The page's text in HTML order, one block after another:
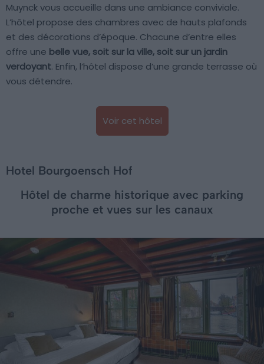
Muynck vous accueille dans une ambiance conviviale.
L’hôtel propose des chambres avec de hauts plafonds
et des décorations d’époque. Chacune d’entre elles
offre une belle vue, soit sur la ville, soit sur un jardin
verdoyant. Enfin, l’hôtel dispose d’une grande terrasse où
vous détendre.
Voir cet hôtel
Hotel Bourgoensch Hof
Hôtel de charme historique avec parking
proche et vues sur les canaux